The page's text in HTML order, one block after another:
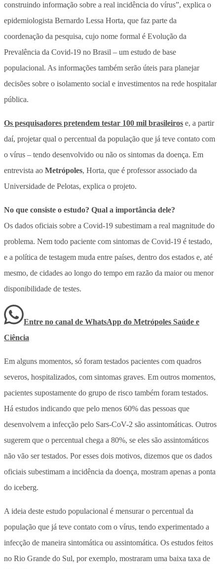
construindo informação sobre a real incidência do vírus”, explica o
epidemiologista Bernardo Lessa Horta, que faz parte da
coordenação da pesquisa, cujo nome formal é Evolução da
Prevalência da Covid-19 no Brasil – um estudo de base
populacional. As informações também serão úteis para planejar
decisões sobre o isolamento social e investimentos na rede hospitalar
pública.
Os pesquisadores pretendem testar 100 mil brasileiros e, a partir
daí, projetar qual o percentual da população que já teve contato com
o vírus – tendo desenvolvido ou não os sintomas da doença. Em
entrevista ao Metrópoles, Horta, que é professor associado da
Universidade de Pelotas, explica o projeto.
No que consiste o estudo? Qual a importância dele?
Os dados oficiais sobre a Covid-19 subestimam a real magnitude do
problema. Nem todo paciente com sintomas de Covid-19 é testado,
e a política de testagem muda entre países, dentro dos estados e, até
mesmo, de cidades ao longo do tempo em razão da maior ou menor
disponibilidade de testes.
Entre no canal de WhatsApp do Metrópoles Saúde e
Ciência
Em alguns momentos, só foram testados pacientes com quadros
severos, hospitalizados, com sintomas graves. Em outros momentos,
pacientes supostamente do grupo de risco também foram testados.
Há estudos indicando que pelo menos 60% das pessoas que
desenvolvem a infecção pelo Sars-CoV-2 são assintomáticas. Outros
sugerem que o percentual chega a 80%, se eles são assintomáticos
não vão ser testados. Por esses dois motivos, dizemos que os dados
oficiais subestimam a incidência da doença, mostram apenas a ponta
do iceberg.
A ideia deste estudo populacional é mensurar o percentual da
população que já teve contato com o vírus, tendo experimentado a
infecção de maneira sintomática ou assintomática. Os estudos feitos
no Rio Grande do Sul, por exemplo, mostraram uma baixa taxa de